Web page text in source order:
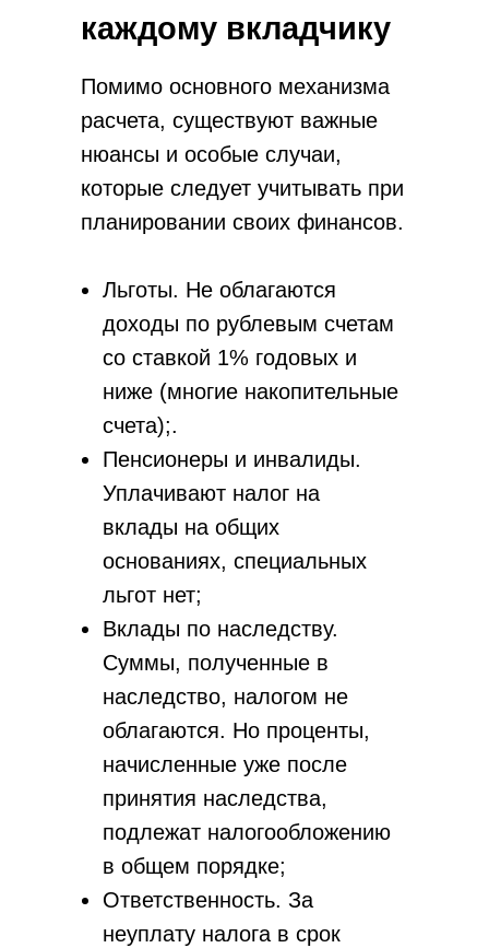
информацию из всех банков
и суммирует ваш совокупный
доход.
каждому вкладчику
Помимо основного механизма
расчета, существуют важные
нюансы и особые случаи,
которые следует учитывать при
планировании своих финансов.
Льготы. Не облагаются
доходы по рублевым счетам
со ставкой 1% годовых и
ниже (многие накопительные
счета);.
Пенсионеры и инвалиды.
Уплачивают налог на
вклады на общих
основаниях, специальных
льгот нет;
Вклады по наследству.
Суммы, полученные в
наследство, налогом не
облагаются. Но проценты,
начисленные уже после
принятия наследства,
подлежат налогообложению
в общем порядке;
Ответственность. За
неуплату налога в срок
Перейти
Зарабатывайте от
100 000₽ с